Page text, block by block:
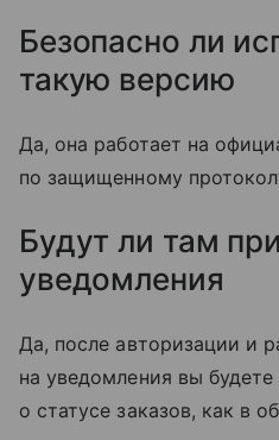
Безопасно ли
такую версию
Да, она работает на
по защищенному
Будут ли там
уведомления
Да, после авторизации и
на уведомления вы
о статусе заказов, как в